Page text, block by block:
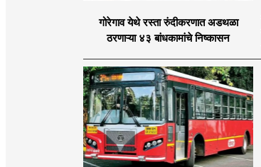
गोरेगाव येथे रस्ता रुंदीकरणात अडथळा
ठरणाऱ्या ४३ बांधकामांचे निष्कासन